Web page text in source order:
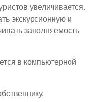
увеличивается.
экскурсионную и
заполняемость
в компьютерной